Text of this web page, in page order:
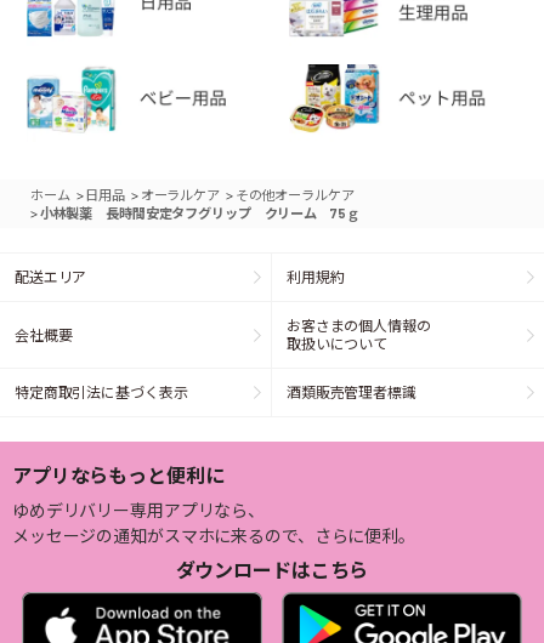
ホーム > 日用品 > オーラルケア > その他オーラルケア
>小林製薬 長時間安定タフグリップ クリーム 75ｇ
配送エリア 利用規約
会社概要
お客さまの個人情報の
取扱いについて
特定商取引法に基づく表示 酒類販売管理者標識
アプリならもっと便利に
ゆめデリバリー専用アプリなら、
メッセージの通知がスマホに来るので、さらに便利。
ダウンロードはこちら